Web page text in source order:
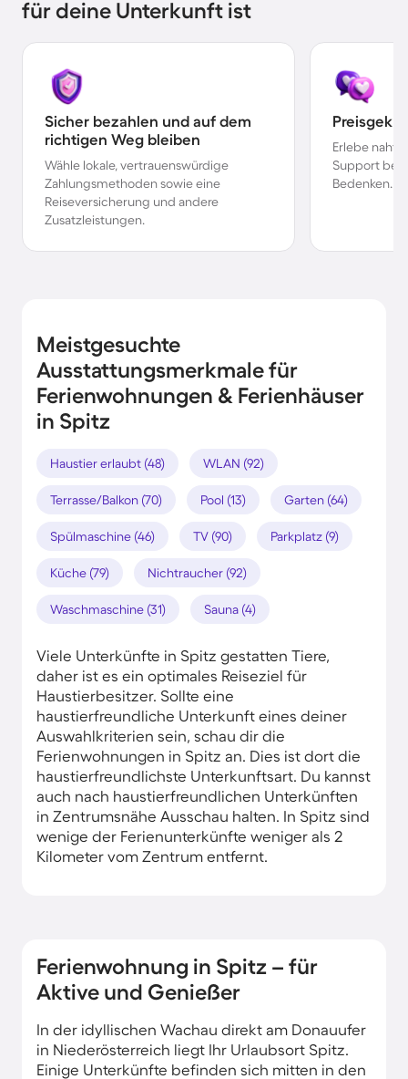
für deine Unterkunft ist
Sicher bezahlen und auf dem
richtigen Weg bleiben
Wähle lokale, vertrauenswürdige
Zahlungsmethoden sowie eine
Reiseversicherung und andere
Zusatzleistungen.
Erlebe
Support bei
Bedenken.
Meistgesuchte
Ausstattungsmerkmale für
Ferienwohnungen & Ferienhäuser
in Spitz
Haustier erlaubt (48) WLAN (92)
Terrasse/Balkon (70) Pool (13) Garten (64)
Spülmaschine (46) TV (90) Parkplatz (9)
Küche (79) Nichtraucher (92)
Waschmaschine (31) Sauna (4)
Viele Unterkünfte in Spitz gestatten Tiere,
daher ist es ein optimales Reiseziel für
Haustierbesitzer. Sollte eine
haustierfreundliche Unterkunft eines deiner
Auswahlkriterien sein, schau dir die
Ferienwohnungen in Spitz an. Dies ist dort die
haustierfreundlichste Unterkunftsart. Du kannst
auch nach haustierfreundlichen Unterkünften
in Zentrumsnähe Ausschau halten. In Spitz sind
wenige der Ferienunterkünfte weniger als 2
Kilometer vom Zentrum entfernt.
Ferienwohnung in Spitz – für
Aktive und Genießer
In der idyllischen Wachau direkt am Donauufer
in Niederösterreich liegt Ihr Urlaubsort Spitz.
Einige Unterkünfte befinden sich mitten in den